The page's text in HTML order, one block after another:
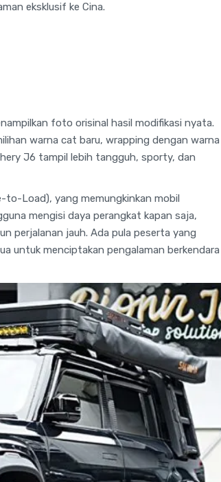
eksklusif ke Cina.
foto orisinal hasil modifikasi nyata.
warna cat baru, wrapping dengan warna
J6 tampil lebih tangguh, sporty, dan
to-Load), yang memungkinkan mobil
mengisi daya perangkat kapan saja,
perjalanan jauh. Ada pula peserta yang
untuk menciptakan pengalaman berkendara